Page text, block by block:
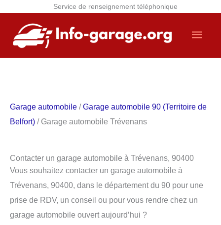
Service de renseignement téléphonique
contenu
Garage automobile /Garage automobile 90 (Territoire de
Belfort) / Garage automobile Trévenans
Contacter un garage automobile à Trévenans, 90400
Vous souhaitez contacter un garage automobile à
Trévenans, 90400, dans le département du 90 pour une
prise de RDV, un conseil ou pour vous rendre chez un
garage automobile ouvert aujourd’hui ?